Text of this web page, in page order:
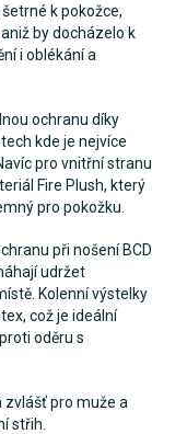
k pokožce,
by docházelo k
i oblékání a
ochranu díky
kde je nejvíce
pro vnitřní stranu
Fire Plush, který
pro pokožku.
při nošení BCD
udržet
Kolenní výstelky
což je ideální
oděru s
zvlášť pro muže a
střih.